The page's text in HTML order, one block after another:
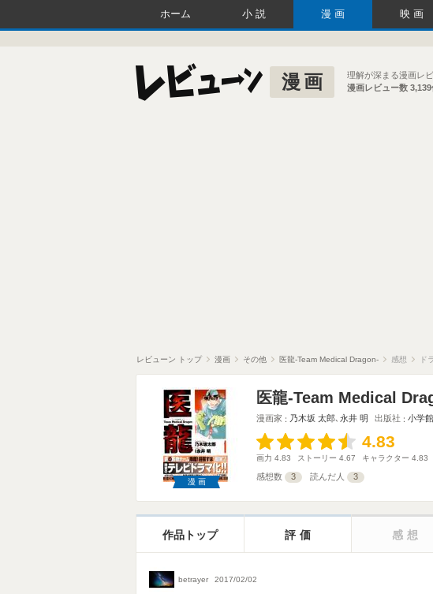
ホーム 小説 漫画 映画
漫画
理解が深まる漫画レ
漫画レビュー数 3,139
レビューン トップ 漫画 その他 医龍-Team Medical Dragon- 感想 ド
漫画
医龍-Team Medical
漫画家 乃木坂 太郎､ 永井 明 出版社 小学館
4.83
4.83
画力 4.83 ストーリー 4.67 キャラクター 4.83
感想数 3 読んだ人 3
作品トップ 評価 感想
betrayer 2017/02/02